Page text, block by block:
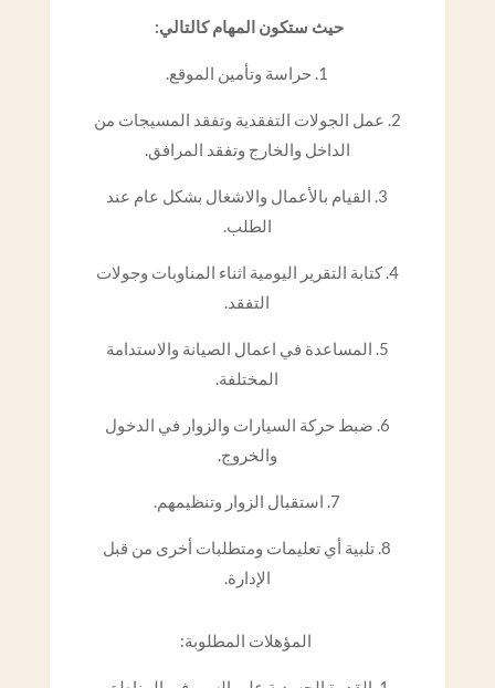
حيث ستكون المهام كالتالي:
1. حراسة وتأمين الموقع.
2. عمل الجولات التفقدية وتفقد المسيجات من
الداخل والخارج وتفقد المرافق.
3. القيام بالأعمال والاشغال بشكل عام عند
الطلب.
4. كتابة التقرير اليومية اثناء المناوبات وجولات
التفقد.
5. المساعدة في اعمال الصيانة والاستدامة
المختلفة.
6. ضبط حركة السيارات والزوار في الدخول
والخروج.
7. استقبال الزوار وتنظيمهم.
8. تلبية أي تعليمات ومتطلبات أخرى من قبل
الإدارة.
المؤهلات المطلوبة: